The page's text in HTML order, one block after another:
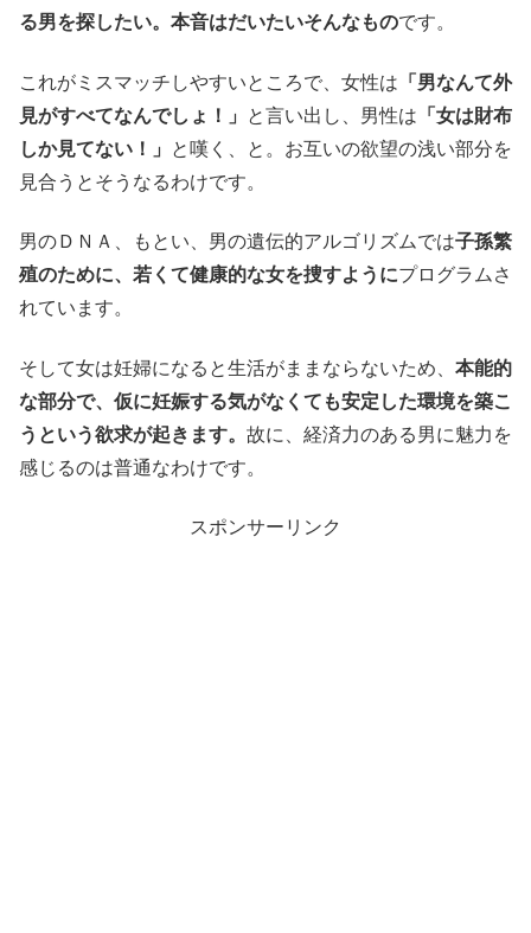
る男を探したい。本音はだいたいそんなものです。
これがミスマッチしやすいところで、女性は 「男なんて外
見がすべてなんでしょ！」
と言い出し、男性は 「女は財布
しか見てない！」
と嘆く、と。お互いの欲望の浅い部分を
見合うとそうなるわけです。
男のＤＮＡ、もとい、男の遺伝的アルゴリズムでは子孫繁
殖のために、若くて健康的な女を捜すようにプログラムさ
れています。
そして女は妊婦になると生活がままならないため、 本能的
な部分で、仮に妊娠する気がなくても安定した環境を築こ
うという欲求が起きます。 故に、経済力のある男に魅力を
感じるのは普通なわけです。
スポンサーリンク